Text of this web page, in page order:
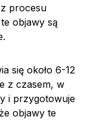
procesu
objawy są
się około 6-12
z czasem, w
i przygotowuje
objawy te